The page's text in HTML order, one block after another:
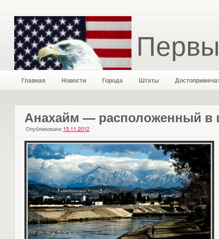
Главная Новости Города Штаты
Анахайм — расположенный в
Опубликовано 15.11.2012